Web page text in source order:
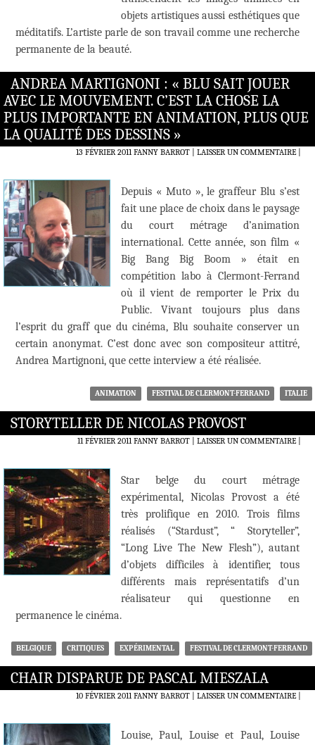
objets artistiques aussi esthétiques que
méditatifs. L’artiste parle de son travail comme une recherche
permanente de la beauté.
ANDREA MARTIGNONI : « BLU SAIT JOUER
AVEC LE MOUVEMENT. C’EST LA CHOSE LA
PLUS IMPORTANTE EN ANIMATION, PLUS QUE
LA QUALITÉ DES DESSINS »
13 FÉVRIER 2011 FANNY BARROT LAISSER UN COMMENTAIRE|
Depuis « Muto », le graffeur Blu s’est
fait une place de choix dans le paysage
du court métrage d’animation
international. Cette année, son film «
Big Bang Big Boom » était en
compétition labo à Clermont-Ferrand
où il vient de remporter le Prix du
Public. Vivant toujours plus dans
l’esprit du graff que du cinéma, Blu souhaite conserver un
certain anonymat. C’est donc avec son compositeur attitré,
Andrea Martignoni, que cette interview a été réalisée.
ANIMATION FESTIVAL DE CLERMONT-FERRAND ITALIE
STORYTELLER DE NICOLAS PROVOST
11 FÉVRIER 2011 FANNY BARROT LAISSER UN COMMENTAIRE|
Star belge du court métrage
expérimental, Nicolas Provost a été
très prolifique en 2010. Trois films
réalisés (“Stardust”, “ Storyteller”,
“Long Live The New Flesh”), autant
d’objets difficiles à identifier, tous
différents mais représentatifs d’un
réalisateur qui questionne en
permanence le cinéma.
BELGIQUE CRITIQUES EXPÉRIMENTAL FESTIVAL DE CLERMONT-FERRAND
CHAIR DISPARUE DE PASCAL MIESZALA
10 FÉVRIER 2011 FANNY BARROT LAISSER UN COMMENTAIRE|
Louise, Paul, Louise et Paul, Louise